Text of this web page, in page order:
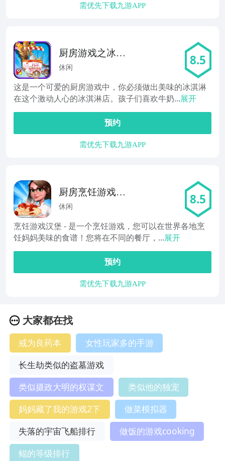
需优先下载九游APP
厨房游戏之冰淇
淋机
休闲 8.5
这是一个可爱的厨房游戏中，你必须做出美味的冰淇淋
在这个激动人心的冰淇淋店。孩子们喜欢牛奶...展开
预约
需优先下载九游APP
厨房烹饪游戏厨
师
休闲 8.5
烹饪游戏汉堡 - 是一个烹饪游戏，您可以在世界各地烹
饪妈妈美味的食谱！您将在不同的餐厅，...展开
预约
需优先下载九游APP
大家都在找
戒为良药本
女性玩家多的手游
长生劫类似的盗墓游戏
类似摄政大明的权谋文
类似他的独宠
妈妈藏了我的游戏2下
做菜模拟器
失落的宇宙飞船排行
做饭的游戏cooking
鲲的等级排行